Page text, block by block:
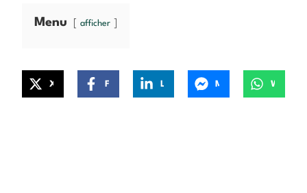
Menu afficher